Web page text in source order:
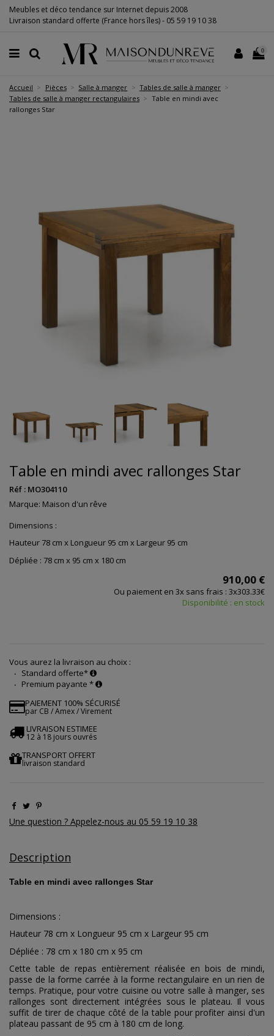
Meubles et déco tendance sur Internet depuis 2008
Livraison standard offerte (France hors îles) - 05 59 19 10 38
0
Accueil Pièces Salle à manger
Tables de salle à manger
Tables de salle à manger rectangulaires
Table en mindi avec
rallonges Star
Table en mindi avec rallonges Star
Réf : MO304110
Marque: Maison d'un rêve
Dimensions :
Hauteur 78 cm x Longueur 95 cm x Largeur 95 cm
Dépliée : 78 cm x 95 cm x 180 cm
910,00 €
Ou paiement en 3x sans frais : 3x303.33€
Disponibilité : en stock
Vous aurez la livraison au choix :
Standard offerte*
Premium payante *
PAIEMENT 100% SÉCURISÉ
par CB / Amex / Virement
LIVRAISON ESTIMEE
12 à 18 jours ouvrés
TRANSPORT OFFERT
livraison standard
Une question ? Appelez-nous au 05 59 19 10 38
Description
Table en mindi avec rallonges Star
Dimensions :
Hauteur 78 cm x Longueur 95 cm x Largeur 95 cm
Dépliée : 78 cm x 180 cm x 95 cm
Cette table de repas entièrement réalisée en bois de mindi,
passe de la forme carrée à la forme rectangulaire en un rien de
temps. Pratique, pour votre cuisine ou votre salle à manger, ses
rallonges sont directement intégrées sous le plateau. Il vous
suffit de tirer de chaque côté de la table pour profiter ainsi d'un
plateau passant de 95 cm à 180 cm de long.